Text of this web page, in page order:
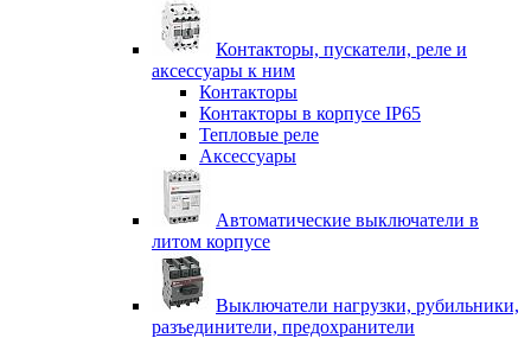
Контакторы, пускатели, реле и
аксессуары к ним
Контакторы
Контакторы в корпусе IP65
Тепловые реле
Аксессуары
Автоматические выключатели в
литом корпусе
Выключатели нагрузки, рубильники,
разъединители, предохранители